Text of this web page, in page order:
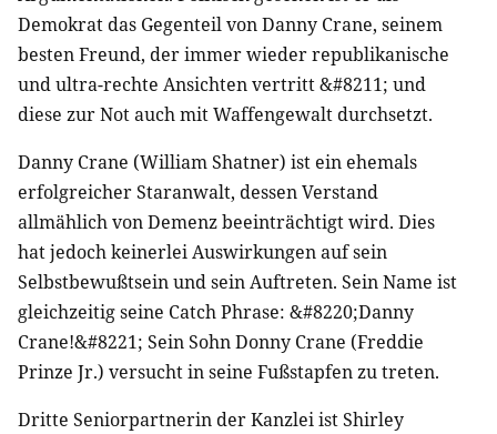
Demokrat das Gegenteil von Danny Crane, seinem
besten Freund, der immer wieder republikanische
und ultra-rechte Ansichten vertritt &#8211; und
diese zur Not auch mit Waffengewalt durchsetzt.
Danny Crane (William Shatner) ist ein ehemals
erfolgreicher Staranwalt, dessen Verstand
allmählich von Demenz beeinträchtigt wird. Dies
hat jedoch keinerlei Auswirkungen auf sein
Selbstbewußtsein und sein Auftreten. Sein Name ist
gleichzeitig seine Catch Phrase: &#8220;Danny
Crane!&#8221; Sein Sohn Donny Crane (Freddie
Prinze Jr.) versucht in seine Fußstapfen zu treten.
Dritte Seniorpartnerin der Kanzlei ist Shirley